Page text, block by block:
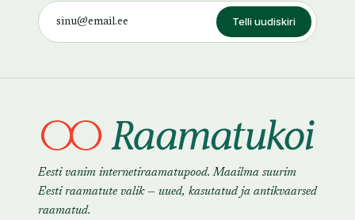
Telli uudiskiri
Eesti vanim internetiraamatupood. Maailma suurim
Eesti raamatute valik — uued, kasutatud ja antikvaarsed
raamatud.